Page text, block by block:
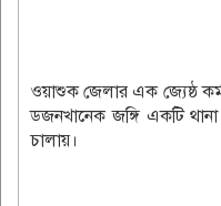
ওয়াশুক জেলার এক জ্যেষ্ঠ
ডজনখানেক জঙ্গি একটি থানা
চালায়।